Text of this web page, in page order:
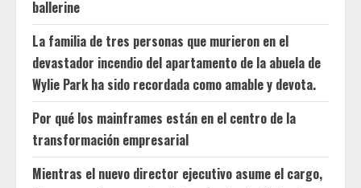
ballerine
La familia de tres personas que murieron en el
devastador incendio del apartamento de la abuela de
Wylie Park ha sido recordada como amable y devota.
Por qué los mainframes están en el centro de la
transformación empresarial
Mientras el nuevo director ejecutivo asume el cargo,